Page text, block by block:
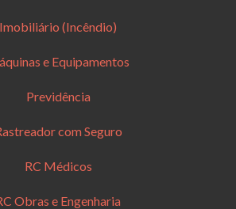
Imobiliário (Incêndio)
e Equipamentos
Previdência
com Seguro
RC Médicos
Obras e Engenharia